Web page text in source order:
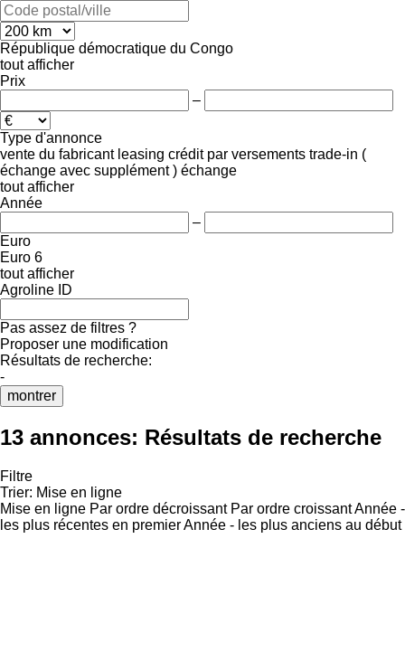
République démocratique du Congo
tout afficher
Prix
–
Type d'annonce
vente du fabricant leasing crédit par versements trade-in (
échange avec supplément ) échange
tout afficher
Année
–
Euro
Euro 6
tout afficher
Agroline ID
Pas assez de filtres ?
Proposer une modification
Résultats de recherche:
-
montrer
13 annonces: Résultats de recherche
Filtre
Trier: Mise en ligne
Mise en ligne Par ordre décroissant Par ordre croissantAnnée -
les plus récentes en premierAnnée - les plus anciens au début